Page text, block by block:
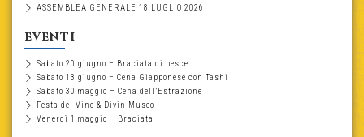
ASSEMBLEA GENERALE 18 LUGLIO 2026
eventi
Sabato 20 giugno – Braciata di pesce
Sabato 13 giugno – Cena Giapponese con Tashi
Sabato 30 maggio – Cena dell’Estrazione
Festa del Vino & Divin Museo
Venerdì 1 maggio – Braciata